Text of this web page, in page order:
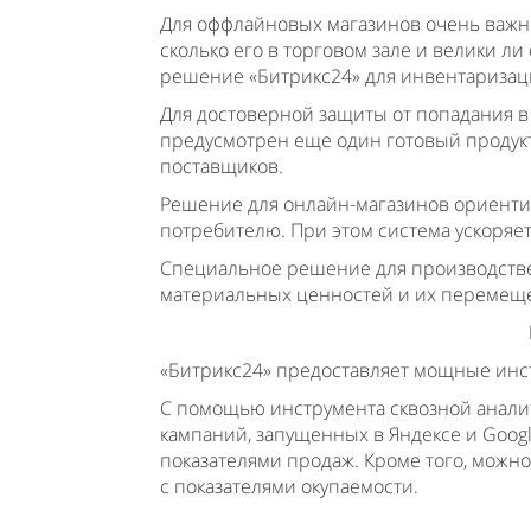
Для оффлайновых магазинов очень
сколько его в торговом зале и велики
решение «Битрикс24» для
Для достоверной защиты от попадания
предусмотрен еще один готовый
поставщиков.
Решение для онлайн-магазинов
потребителю. При этом система
Специальное решение для
материальных ценностей и их
«Битрикс24» предоставляет мощные
С помощью инструмента сквозной
кампаний, запущенных в Яндексе и
показателями продаж. Кроме того,
с показателями окупаемости.